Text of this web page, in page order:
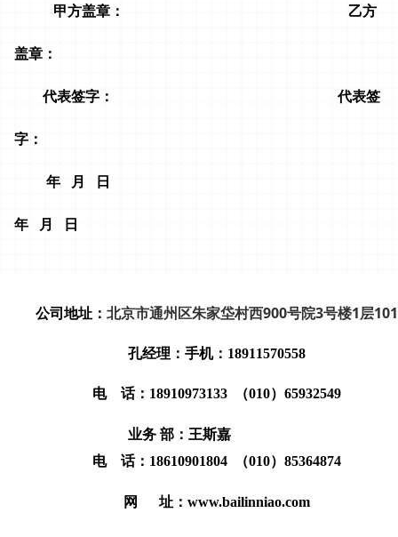
甲方盖章： 乙方
盖章：
代表签字： 代表签
字：
年 月 日
年 月 日
公司地址： 北京市通州区朱家垈村西900号院3号楼1层101
孔经理： 手机：18911570558
电 话：18910973133 （010）65932549
业务 部：王斯嘉
电 话：18610901804 （010）85364874
网 址： www.bailinniao.com